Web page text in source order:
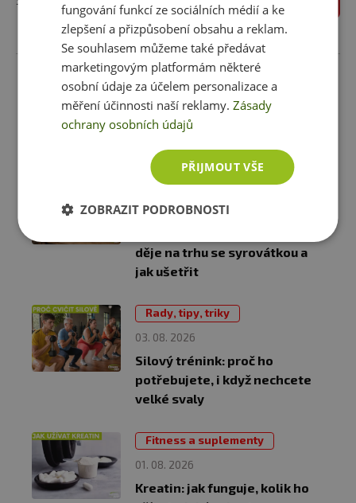
Náš blog
Radíme jak přibrat, zhubnout, mít energii nebo
04. 08. 2026
Fitness a suplementy
děje na trhu se syrovátkou a
jak ušetřit
03. 08. 2026
Rady, tipy, triky
Silový trénink: proč ho
potřebujete, i když nechcete
velké svaly
01. 08. 2026
Fitness a suplementy
Kreatin: jak funguje, kolik ho
fungování funkcí ze sociálních médií a ke
zlepšení a přizpůsobení obsahu a reklam.
Se souhlasem můžeme také předávat
marketingovým platformám některé
osobní údaje za účelem personalizace a
měření účinnosti naší reklamy.Zásady
ochrany osobních údajů
PŘIJMOUT VŠE
ZOBRAZIT PODROBNOSTI